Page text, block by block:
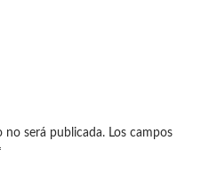
no será publicada. Los campos